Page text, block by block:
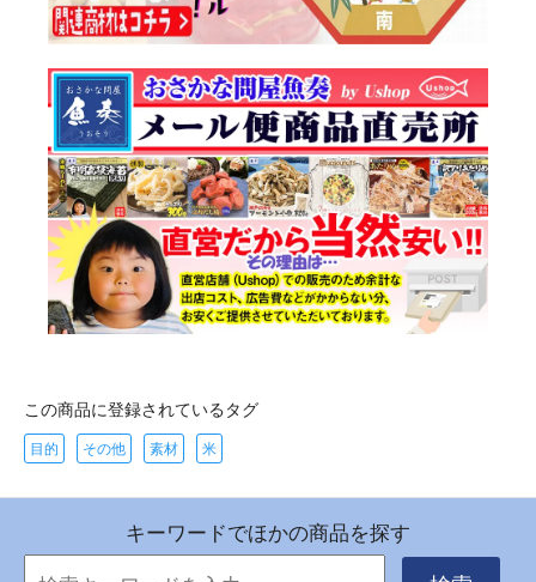
この商品に登録されているタグ
目的 その他 素材 米
キーワードでほかの商品を探す